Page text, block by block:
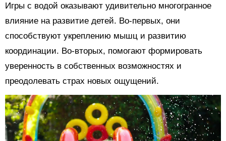
Игры с водой оказывают удивительно многогранное
влияние на развитие детей. Во-первых, они
способствуют укреплению мышц и развитию
координации. Во-вторых, помогают формировать
уверенность в собственных возможностях и
преодолевать страх новых ощущений.